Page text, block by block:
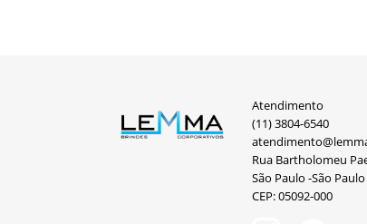
Atendimento
(11) 3804-6540
Rua Bartholomeu
São Paulo -São Paulo
CEP: 05092-000